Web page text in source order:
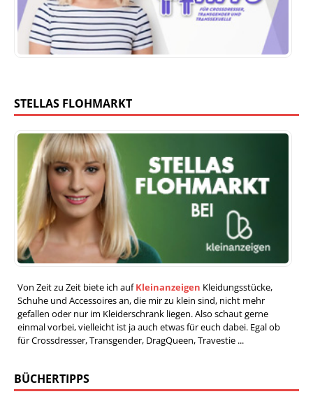
STELLAS FLOHMARKT
Von Zeit zu Zeit biete ich aufKleinanzeigen Kleidungsstücke,
Schuhe und Accessoires an, die mir zu klein sind, nicht mehr
gefallen oder nur im Kleiderschrank liegen. Also schaut gerne
einmal vorbei, vielleicht ist ja auch etwas für euch dabei. Egal ob
für Crossdresser, Transgender, DragQueen, Travestie ...
BÜCHERTIPPS